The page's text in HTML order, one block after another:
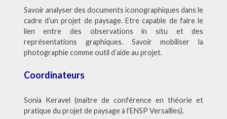
Savoir analyser des documents iconographiques dans le
cadre d’un projet de paysage. Etre capable de faire le
lien entre des observations in situ et des
représentations graphiques. Savoir mobiliser la
photographie comme outil d’aide au projet.
Coordinateurs
Sonia Keravel (maitre de conférence en théorie et
pratique du projet de paysage à l’ENSP Versailles).